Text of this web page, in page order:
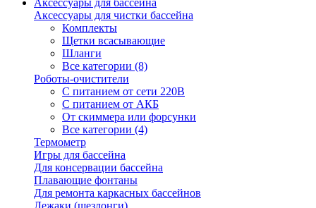
Аксессуары для бассейна
Аксессуары для чистки бассейна
Комплекты
Щетки всасывающие
Шланги
Все категории (8)
Роботы-очистители
С питанием от сети 220В
С питанием от АКБ
От скиммера или форсунки
Все категории (4)
Термометр
Игры для бассейна
Для консервации бассейна
Плавающие фонтаны
Для ремонта каркасных бассейнов
Лежаки (шезлонги)